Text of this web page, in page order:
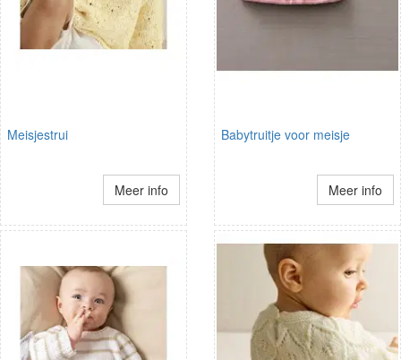
Meisjestrui
Meer info
Babytruitje voor meisje
Meer info